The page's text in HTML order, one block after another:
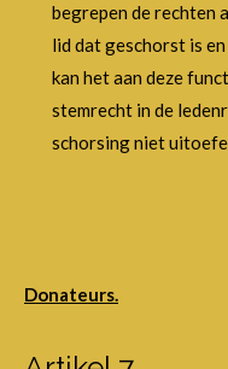
begrepen de rechten
lid dat geschorst is
kan het aan deze
stemrecht in de
schorsing niet
Donateurs.